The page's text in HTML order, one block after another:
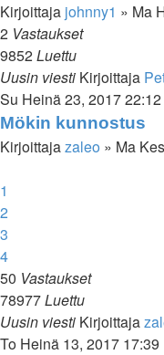
Kirjoittaja johnny1 » Ma
2 Vastaukset
9852Luettu
Uusin viesti Kirjoittaja
Su Heinä 23, 2017 22:12
Mökin kunnostus
Kirjoittajazaleo » Ma
1
2
3
4
50 Vastaukset
78977Luettu
Uusin viesti Kirjoittaja
To Heinä 13, 2017 17:39